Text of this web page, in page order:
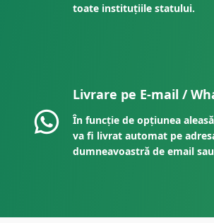
toate instituțiile statului.
Livrare pe E-mail /
În funcție de opțiunea
va fi livrat automat pe
dumneavoastră de email